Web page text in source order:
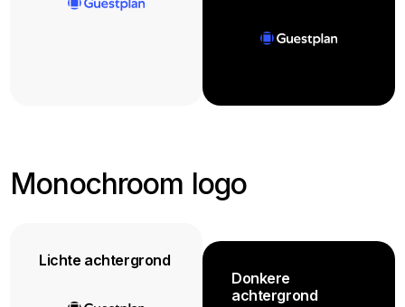
Monochroom logo
Lichte achtergrond
Donkere
achtergrond